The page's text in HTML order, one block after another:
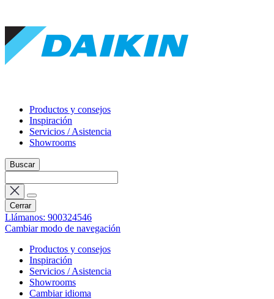
Productos y consejos
Inspiración
Servicios / Asistencia
Showrooms
Buscar
Cerrar
Llámanos: 900324546
Cambiar modo de navegación
Productos y consejos
Inspiración
Servicios / Asistencia
Showrooms
Cambiar idioma